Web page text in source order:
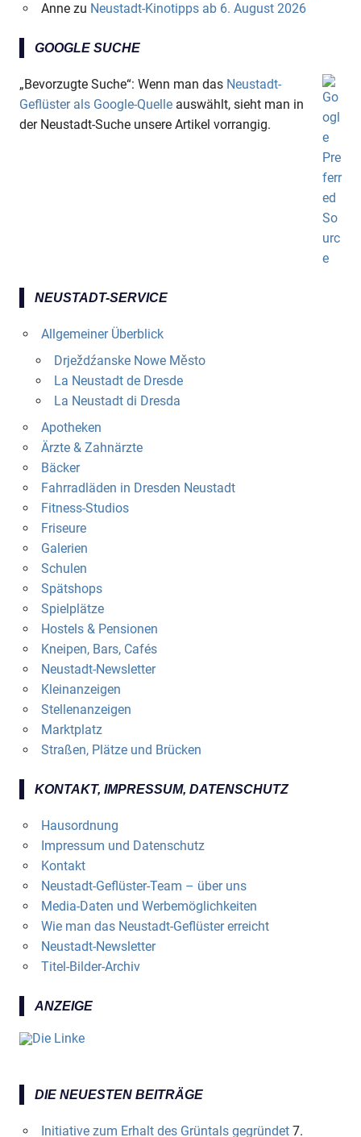
Annezu Neustadt-Kinotipps ab 6. August 2026
GOOGLE SUCHE
„Bevorzugte Suche“: Wenn man das Neustadt-
Geflüster als Google-Quelle auswählt, sieht man in
der Neustadt-Suche unsere Artikel vorrangig.
NEUSTADT-SERVICE
Allgemeiner Überblick
Drježdźanske Nowe Město
La Neustadt de Dresde
La Neustadt di Dresda
Apotheken
Ärzte & Zahnärzte
Bäcker
Fahrradläden in Dresden Neustadt
Fitness-Studios
Friseure
Galerien
Schulen
Spätshops
Spielplätze
Hostels & Pensionen
Kneipen, Bars, Cafés
Neustadt-Newsletter
Kleinanzeigen
Stellenanzeigen
Marktplatz
Straßen, Plätze und Brücken
KONTAKT, IMPRESSUM, DATENSCHUTZ
Hausordnung
Impressum und Datenschutz
Kontakt
Neustadt-Geflüster-Team – über uns
Media-Daten und Werbemöglichkeiten
Wie man das Neustadt-Geflüster erreicht
Neustadt-Newsletter
Titel-Bilder-Archiv
ANZEIGE
DIE NEUESTEN BEITRÄGE
Initiative zum Erhalt des Grüntals gegründet 7.